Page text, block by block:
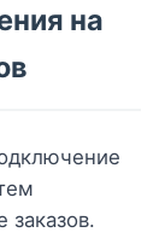
на
заказов.